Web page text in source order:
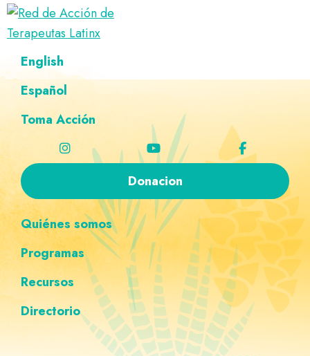
Saltar
navegación
principal
Ir
al
principal
Saltar
al
página
Saltar
navegación
personalizada
Red
de
Acción
de
Latinx
Directorio
terapeutas
Latinx
English
Español
Toma Acción
Donacion
Quiénes somos
Programas
Recursos
Directorio